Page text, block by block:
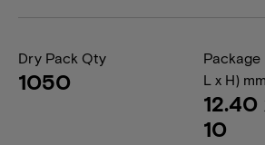
Dry Pack Qty
1050
Package
L x H) mm
12.40
10